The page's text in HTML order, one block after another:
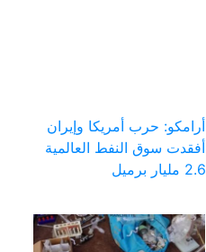
أرامكو: حرب أمريكا وإيران
أفقدت سوق النفط العالمية
2.6 مليار برميل